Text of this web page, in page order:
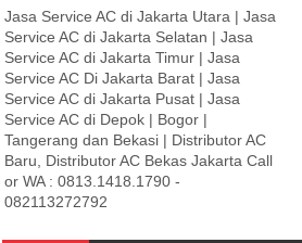
Jasa Service AC di Jakarta Utara | Jasa
Service AC di Jakarta Selatan | Jasa
Service AC di Jakarta Timur | Jasa
Service AC Di Jakarta Barat | Jasa
Service AC di Jakarta Pusat | Jasa
Service AC di Depok | Bogor |
Tangerang dan Bekasi | Distributor AC
Baru, Distributor AC Bekas Jakarta Call
or WA : 0813.1418.1790 -
082113272792